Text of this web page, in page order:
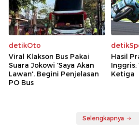
detikOto
Viral Klakson Bus Pakai
Suara Jokowi 'Saya Akan
Lawan', Begini Penjelasan
PO Bus
Hasil
Inggris:
Ketiga
Selengkapnya